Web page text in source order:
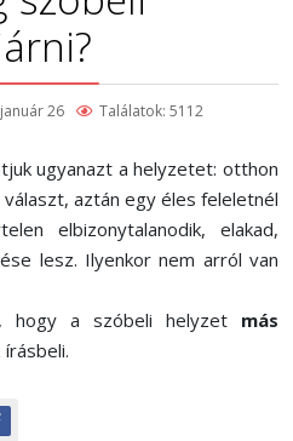
26 Találatok: 5112
ugyanazt a helyzetet: otthon
aztán egy éles feleletnél
elbizonytalanodik, elakad,
lesz. Ilyenkor nem arról van
hogy a szóbeli helyzet más